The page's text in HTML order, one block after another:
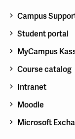
Campus
Student portal
MyCampus
Course catalog
Intranet
Moodle
Microsoft